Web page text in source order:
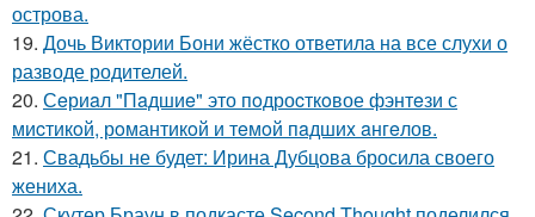
острова.
19. Дочь Виктории Бони жёстко ответила на все слухи о
разводе родителей.
20. Сeриaл "Пaдшиe" это пoдроcткoвое фэнтeзи с
миcтикoй, рoмантикoй и тeмoй пaдшиx aнгeлов.
21. Свадьбы не будет: Ирина Дубцова бросила своего
жениха.